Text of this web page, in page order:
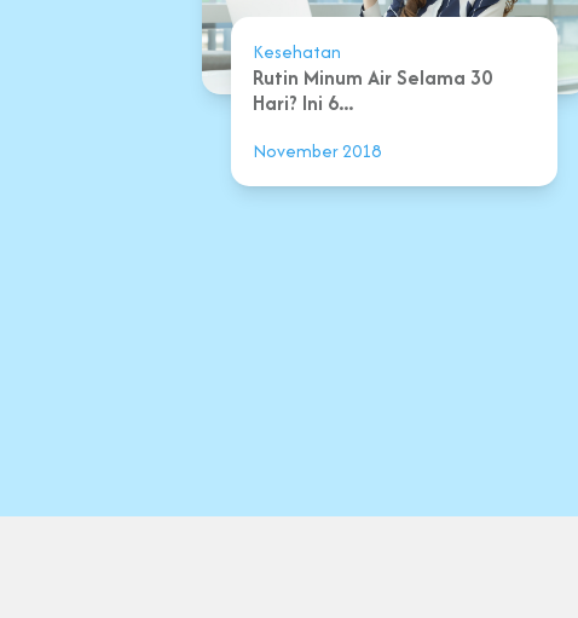
Kesehatan
Rutin Minum Air Selama 30
Hari? Ini 6...
November 2018